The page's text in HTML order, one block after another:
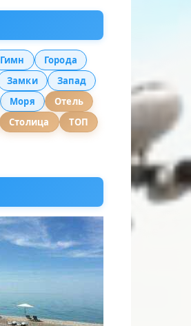
Гимн
Города
Замки
Запад
Моря
Отель
Столица
ТОП